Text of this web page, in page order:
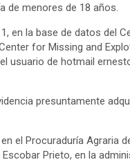
de menores de 18 años.
en la base de datos del
for Missing and
usuario de hotmail
presuntamente
el Procuraduría Agraria
Prieto, en la